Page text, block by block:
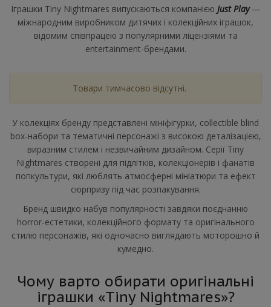
Іграшки Tiny Nightmares випускаються компанією Just Play—
міжнародним виробником дитячих і колекційних іграшок,
відомим співпрацею з популярними ліцензіями та
entertainment-брендами.
Товари тимчасово відсутні.
У колекціях бренду представлені мініфігурки, collectible blind
box-набори та тематичні персонажі з високою деталізацією,
виразним стилем і незвичайним дизайном. Серії Tiny
Nightmares створені для підлітків, колекціонерів і фанатів
попкультури, які люблять атмосферні мініатюри та ефект
сюрпризу під час розпакування.
Бренд швидко набув популярності завдяки поєднанню
horror-естетики, колекційного формату та оригінального
стилю персонажів, які одночасно виглядають моторошно й
кумедно.
Чому варто обирати оригінальні
іграшки «Tiny Nightmares»?